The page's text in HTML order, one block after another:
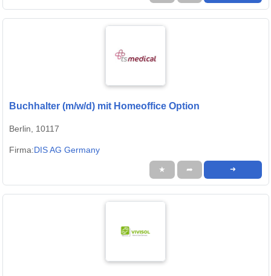
Buchhalter (m/w/d) mit Homeoffice Option
Berlin, 10117
Firma:DIS AG Germany
★ ➦ ➜